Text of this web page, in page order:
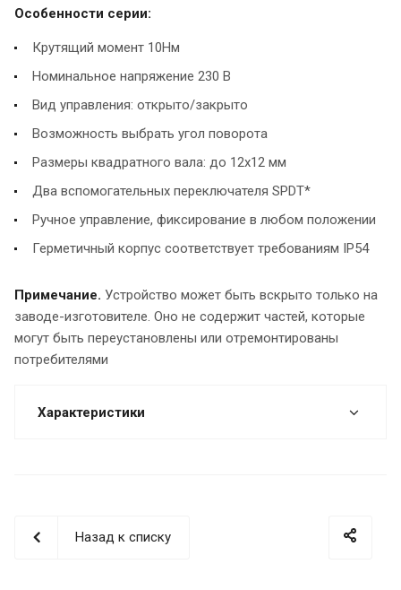
Особенности серии:
Крутящий момент 10Нм
Номинальное напряжение 230 В
Вид управления: открыто/закрыто
Возможность выбрать угол поворота
Размеры квадратного вала: до 12х12 мм
Два вспомогательных переключателя SPDT*
Ручное управление, фиксирование в любом положении
Герметичный корпус соответствует требованиям IР54
Примечание. Устройство может быть вскрыто только на
заводе-изготовителе. Оно не содержит частей, которые
могут быть переустановлены или отремонтированы
потребителями
Характеристики
Назад к списку